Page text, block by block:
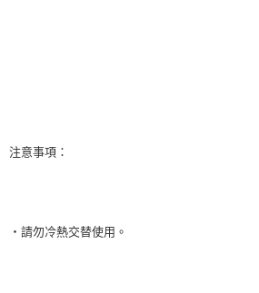
注意事項：
‧請勿冷熱交替使用。